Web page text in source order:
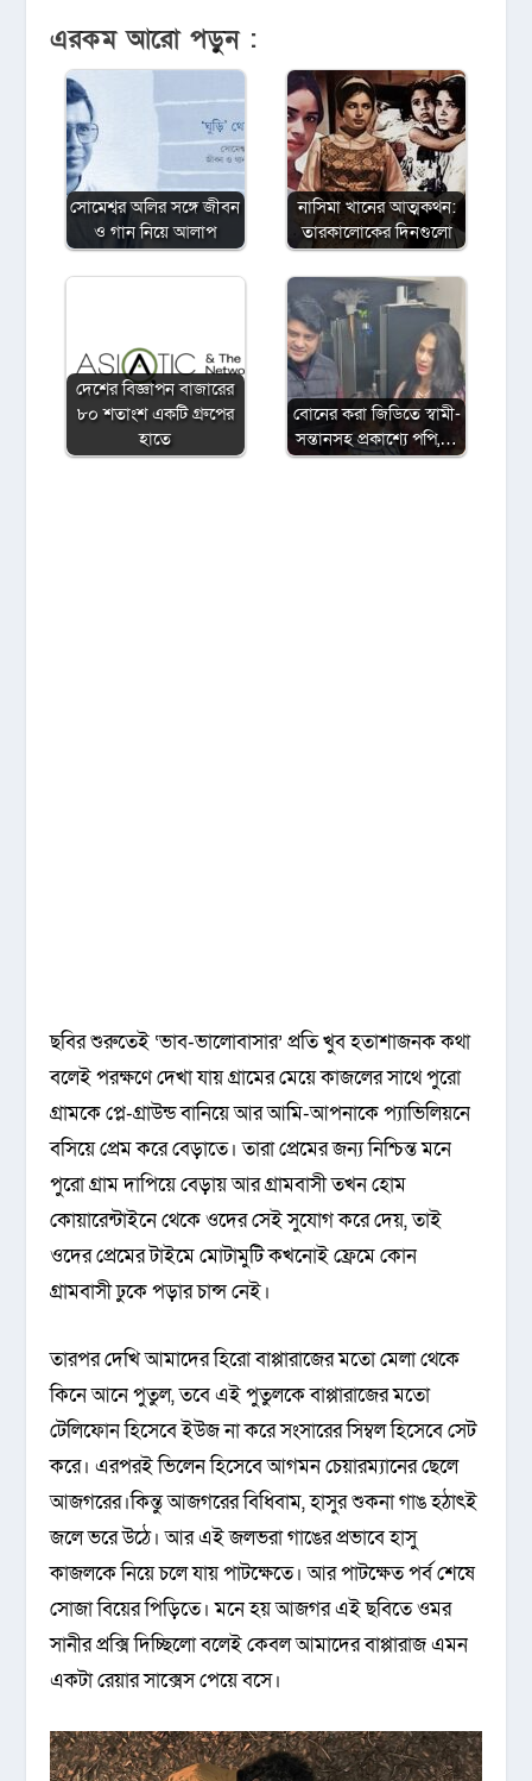
এরকম আরো পড়ুন :
সোমেশ্বর অলির সঙ্গে জীবন
ও গান নিয়ে আলাপ
নাসিমা খানের আত্মকথন:
তারকালোকের দিনগুলো
দেশের বিজ্ঞাপন বাজারের
৮০ শতাংশ একটি গ্রুপের
হাতে
বোনের করা জিডিতে স্বামী-
সন্তানসহ প্রকাশ্যে পপি,…
ছবির শুরুতেই ‘ভাব-ভালোবাসার’ প্রতি খুব হতাশাজনক কথা
বলেই পরক্ষণে দেখা যায় গ্রামের মেয়ে কাজলের সাথে পুরো
গ্রামকে প্লে-গ্রাউন্ড বানিয়ে আর আমি-আপনাকে প্যাভিলিয়নে
বসিয়ে প্রেম করে বেড়াতে। তারা প্রেমের জন্য নিশ্চিন্ত মনে
পুরো গ্রাম দাপিয়ে বেড়ায় আর গ্রামবাসী তখন হোম
কোয়ারেন্টাইনে থেকে ওদের সেই সুযোগ করে দেয়, তাই
ওদের প্রেমের টাইমে মোটামুটি কখনোই ফ্রেমে কোন
গ্রামবাসী ঢুকে পড়ার চান্স নেই।
তারপর দেখি আমাদের হিরো বাপ্পারাজের মতো মেলা থেকে
কিনে আনে পুতুল, তবে এই পুতুলকে বাপ্পারাজের মতো
টেলিফোন হিসেবে ইউজ না করে সংসারের সিম্বল হিসেবে সেট
করে। এরপরই ভিলেন হিসেবে আগমন চেয়ারম্যানের ছেলে
আজগরের।কিন্তু আজগরের বিধিবাম, হাসুর শুকনা গাঙ হঠাৎই
জলে ভরে উঠে। আর এই জলভরা গাঙের প্রভাবে হাসু
কাজলকে নিয়ে চলে যায় পাটক্ষেতে। আর পাটক্ষেত পর্ব শেষে
সোজা বিয়ের পিড়িতে। মনে হয় আজগর এই ছবিতে ওমর
সানীর প্রক্সি দিচ্ছিলো বলেই কেবল আমাদের বাপ্পারাজ এমন
একটা রেয়ার সাক্সেস পেয়ে বসে।